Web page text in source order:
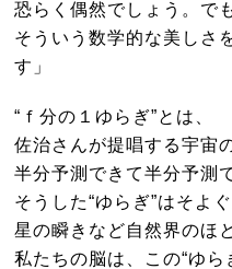
恐らく偶然でしょう。で
そういう数学的な美しさ
す」
“ｆ分の１ゆらぎ”とは、
佐治さんが提唱する宇宙
半分予測できて半分予測
そうした“ゆらぎ”はそよ
星の瞬きなど自然界のほ
私たちの脳は、この“ゆら